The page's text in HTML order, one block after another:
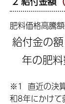
肥料価格高騰
給付金の
年の肥
※1 直近の決
和8年にかけて